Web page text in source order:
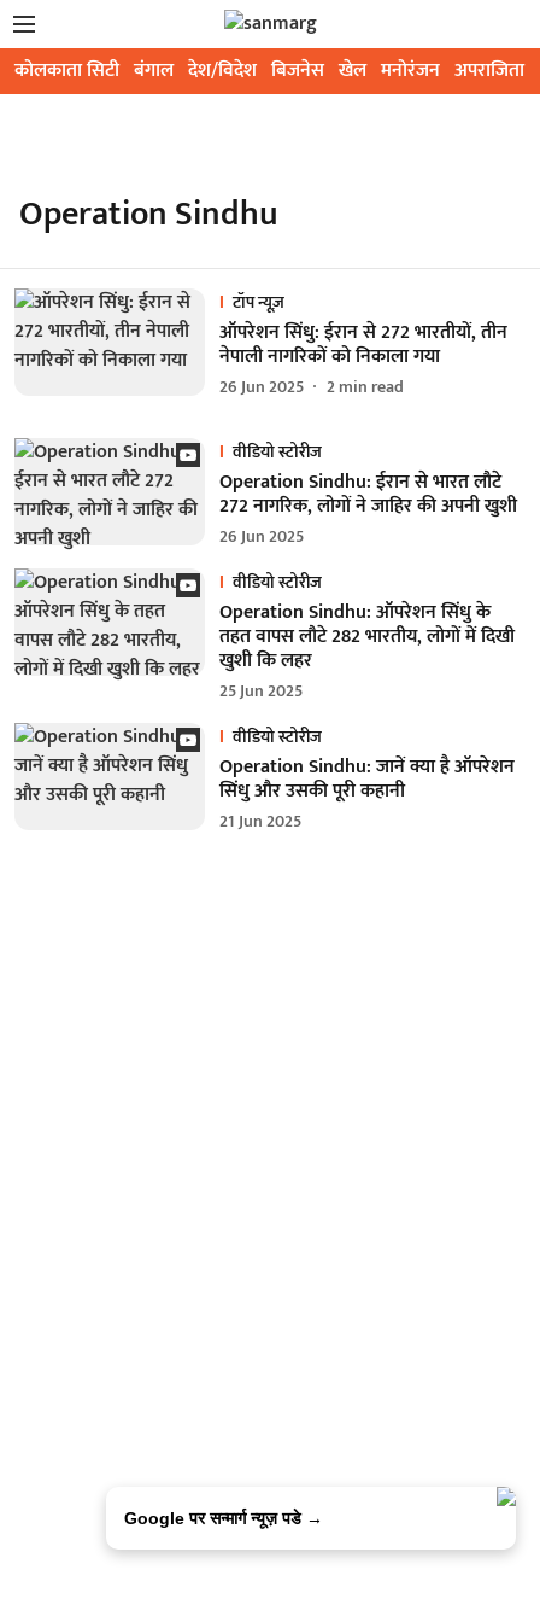
कोलकाता सिटी बंगाल देश/विदेश बिजनेस खेल मनोरंजन अपराजिता
Operation Sindhu
टॉप न्यूज़
ऑपरेशन सिंधु: ईरान से 272 भारतीयों, तीन
नेपाली नागरिकों को निकाला गया
26 Jun 2025 2min read
वीडियो स्टोरीज
Operation Sindhu: ईरान से भारत लौटे
272 नागरिक, लोगों ने जाहिर की अपनी खुशी
26 Jun 2025
वीडियो स्टोरीज
Operation Sindhu: ऑपरेशन सिंधु के
तहत वापस लौटे 282 भारतीय, लोगों में दिखी
खुशी कि लहर
25 Jun 2025
वीडियो स्टोरीज
Operation Sindhu: जानें क्या है ऑपरेशन
सिंधु और उसकी पूरी कहानी
21 Jun 2025
Google पर सन्मार्ग न्यूज़ पडे →